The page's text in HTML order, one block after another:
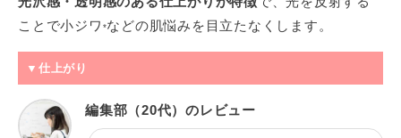
ことで小ジワ *などの肌悩みを目立たなくします。
▼仕上がり
編集部（20代）のレビュー